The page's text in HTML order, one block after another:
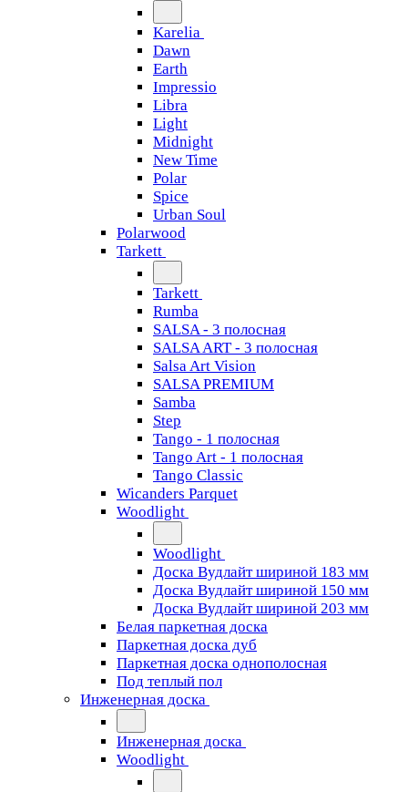
Karelia
Dawn
Earth
Impressio
Libra
Light
Midnight
New Time
Polar
Spice
Urban Soul
Polarwood
Tarkett
Tarkett
Rumba
SALSA - 3 полосная
SALSA ART - 3 полосная
Salsa Art Vision
SALSA PREMIUM
Samba
Step
Tango - 1 полосная
Tango Art - 1 полосная
Tango Classiс
Wicanders Parquet
Woodlight
Woodlight
Доска Вудлайт шириной 183 мм
Доска Вудлайт шириной 150 мм
Доска Вудлайт шириной 203 мм
Белая паркетная доска
Паркетная доска дуб
Паркетная доска однополосная
Под теплый пол
Инженерная доска
Инженерная доска
Woodlight